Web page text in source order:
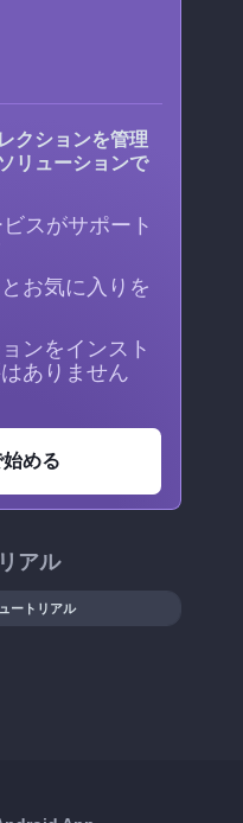
クションを管理
リューションで
スがサポート
お気に入りを
ンをインスト
ありません
める
アル
ートリアル